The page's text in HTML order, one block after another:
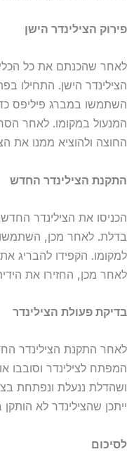
פירוק הצילינדר הישן
לאחר שהכנתם את כל
הצילינדר הישן. התחילו
השתמשו במברג פיליפס
המנעול במקומו. לאחר
החוצה ולהוציא ממנו את
התקנת הצילינדר החדש
הכניסו את הצילינדר
בדלת. לאחר מכן, השתמשו
למקומו. הקפידו להבריג
לאחר מכן, החזירו את
בדיקת פעולת הצילינדר
לאחר התקנת הצילינדר
המפתח לצילינדר וסובבו
ושהדלת ננעלת ונפתחת
ייתכן שהצילינדר לא הותקן
לסיכום